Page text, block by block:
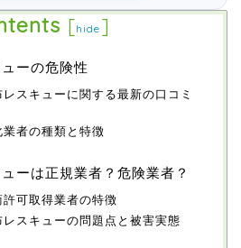
[hide ]
ーの危険性
レスキューに関する最新の口コミ
業者の種類と特徴
ーは正規業者？危険業者？
許可取得業者の特徴
レスキューの問題点と被害実態